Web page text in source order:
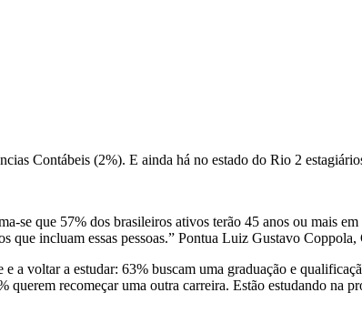
Contábeis (2%). E ainda há no estado do Rio 2
se que 57% dos brasileiros ativos terão 45 anos ou mais
que incluam essas pessoas.” Pontua Luiz Gustavo
a voltar a estudar: 63% buscam uma graduação e
recomeçar uma outra carreira. Estão estudando na